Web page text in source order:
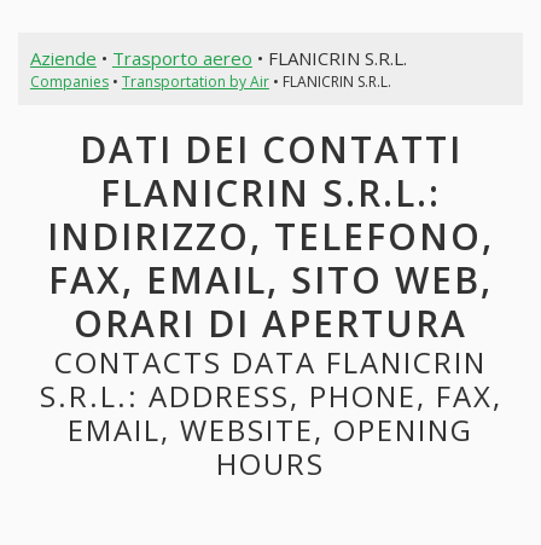
Aziende • Trasporto aereo • FLANICRIN S.R.L.
Companies• Transportation by Air• FLANICRIN S.R.L.
DATI DEI CONTATTI
FLANICRIN S.R.L.:
INDIRIZZO, TELEFONO,
FAX, EMAIL, SITO WEB,
ORARI DI APERTURA
CONTACTS DATA FLANICRIN
S.R.L.: ADDRESS, PHONE, FAX,
EMAIL, WEBSITE, OPENING
HOURS